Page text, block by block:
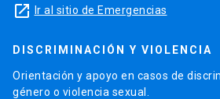
launch Ir al sitio de Emergencias
DISCRIMINACIÓN Y VIOLENCIA
Orientación y apoyo en casos de
género o violencia sexual.